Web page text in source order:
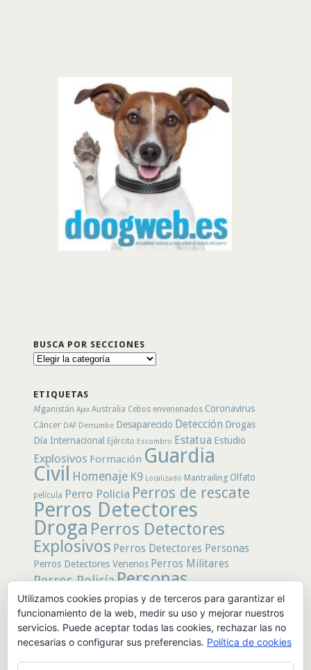
BUSCA POR SECCIONES
Busca
ETIQUETAS
Afganistán Ajax Australia Cebos envenenados Coronavirus
Cáncer DAF Derrumbe Desaparecido Detección Drogas
Día Internacional
Ejército Escombro Estatua Estudio
Explosivos Formación Guardia
Civil Homenaje K9 Localizado Mantrailing Olfato
película Perro Policia Perros de rescate
Perros Detectores
Droga Perros Detectores
Explosivos Perros Detectores Personas
Perros Detectores Venenos Perros Militares
Perros PolicíaPersonas
Desaparecidas Policía Policía Local
Policía Nacionalrastro rescate Restos
humanosTerremoto Tertulias Caninas Unidad
canina Veneno Video
Utilizamos cookies propias y de terceros para garantizar el
funcionamiento de la web, medir su uso y mejorar nuestros
servicios. Puede aceptar todas las cookies, rechazar las no
necesarias o configurar sus preferencias. Política de cookies